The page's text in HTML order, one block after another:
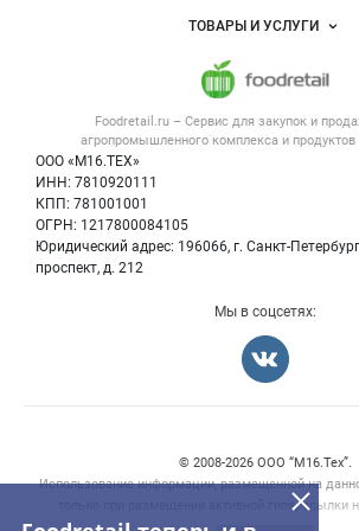
Foodretail.ru – Сервис для закупок и
агропромышленного комплекса и продуктов
ООО «М16.ТЕХ»
ИНН: 7810920111
КПП: 781001001
ОГРН: 1217800084105
Юридический адрес: 196066, г. Санкт-
проспект, д. 212
Размещение рекламы
Публичная оферта
Контактная информация
Политика обработки
Объявления
Новости рынка
Вакансии
ТОВАРЫ И УСЛУГИ
Напитки, соки, вода
Оборудование для
Информация о компаниях
Мы в соцсетях:
© 2008‑2026 ООО “М16.Тех”.
Использование информации, размещенной на
только при размещении активной гиперссылки